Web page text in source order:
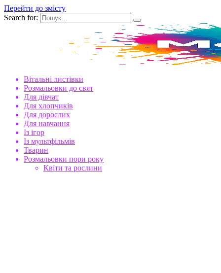
Перейти до змісту
Search for:
Вітальні листівки
Розмальовки до свят
Для дівчат
Для хлопчиків
Для дорослих
Для навчання
Із ігор
Із мультфільмів
Тварин
Розмальовки пори року
Квіти та рослини